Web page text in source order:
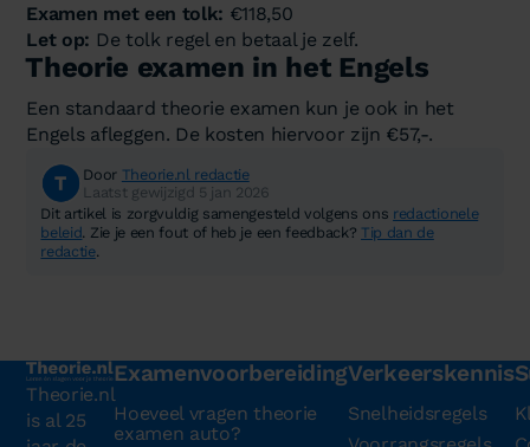
Examen met een tolk: €118,50
Let op: De tolk regel en betaal je zelf.
Theorie examen in het Engels
Een standaard theorie examen kun je ook in het
Engels afleggen. De kosten hiervoor zijn €57,-.
Door Theorie.nl redactie
Laatst gewijzigd 5 jan 2026
Dit artikel is zorgvuldig samengesteld volgens ons redactionele
beleid. Zie je een fout of heb je een feedback? Tip dan de
redactie.
Theorie.nl
is al 25
Examenvoorbereiding
Hoeveel vragen theorie
examen auto?
Verkeerskennis
Snelheidsregels